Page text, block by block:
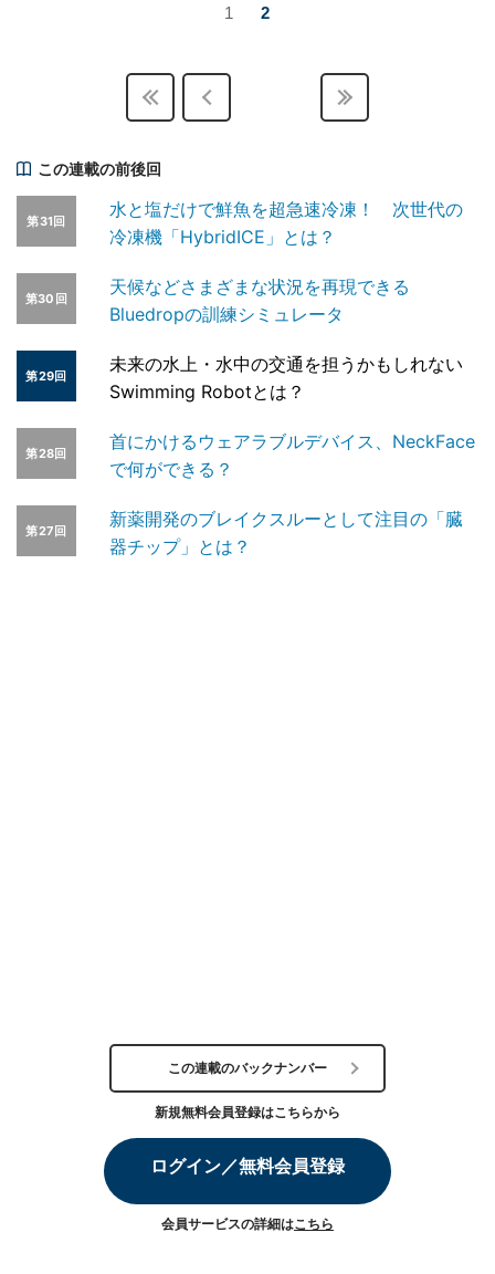
1 2
この連載の前後回
第31回
水と塩だけで鮮魚を超急速冷凍！ 次世代の
冷凍機「HybridICE」とは？
第30回
天候などさまざまな状況を再現できる
Bluedropの訓練シミュレータ
第29回
未来の水上・水中の交通を担うかもしれない
Swimming Robotとは？
第28回
首にかけるウェアラブルデバイス、NeckFace
で何ができる？
第27回
新薬開発のブレイクスルーとして注目の「臓
器チップ」とは？
この連載のバックナンバー
新規無料会員登録はこちらから
ログイン／無料会員登録
会員サービスの詳細はこちら